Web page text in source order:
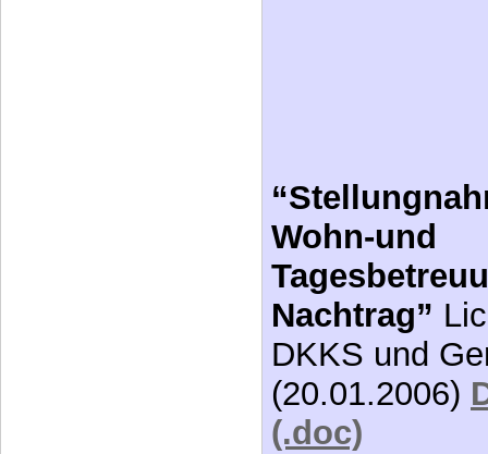
Wohn-und
Nachtrag”
DKKS und
(20.01.2006)
(.doc)